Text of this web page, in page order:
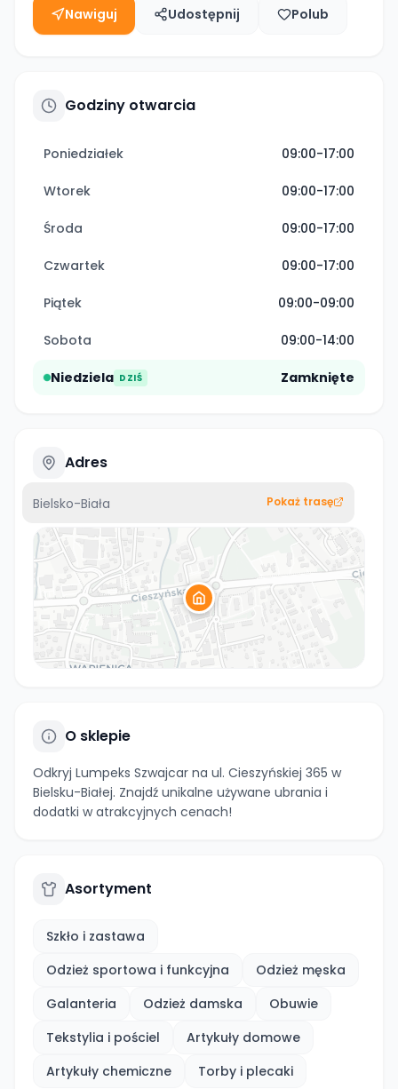
Nawiguj Udostępnij Polub
Godziny otwarcia
Poniedziałek 09:00-17:00
Wtorek 09:00-17:00
Środa 09:00-17:00
Czwartek 09:00-17:00
Piątek 09:00-09:00
Sobota 09:00-14:00
Niedziela DZIŚ Zamknięte
Adres
Bielsko-Biała Pokaż trasę
O sklepie
Odkryj Lumpeks Szwajcar na ul. Cieszyńskiej 365 w
Bielsku-Białej. Znajdź unikalne używane ubrania i
dodatki w atrakcyjnych cenach!
Asortyment
Szkło i zastawa
Odzież sportowa i funkcyjna
Odzież męska
Galanteria
Odzież damska
Obuwie
Tekstylia i pościel
Artykuły domowe
Artykuły chemiczne
Torby i plecaki